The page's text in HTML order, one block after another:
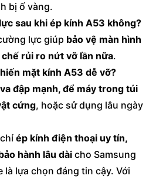
bị ố vàng.
sau khi ép kính A53 không?
lực giúp bảo vệ màn hình
rủi ro nứt vỡ lần nữa.
mặt kính A53 dễ vỡ?
đập mạnh, để máy trong túi
cứng, hoặc sử dụng lâu ngày
ép kính điện thoại uy tín,
hành lâu dài cho Samsung
là lựa chọn đáng tin cậy. Với